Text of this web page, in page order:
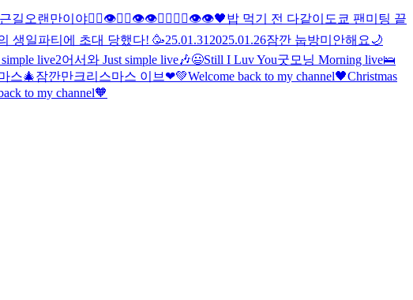
길 오랜만이야🖐🏻👁🖐🏻👁👁🖐🏻🖐🏻👁👁🖤밥 먹기 전 다같이 도쿄 팬미팅 끝
생일파티에 초대 당했다! 🥳25.01.31 2025.01.26잠깐 눕방미안해요 🌙
live2어서와 Just simple live🎶😃Still I Luv You굿모닝 Morning live🛌
스🎄잠깐만크리스마스 이브❤💚Welcome back to my channel🖤Christmas
to my channel🧡